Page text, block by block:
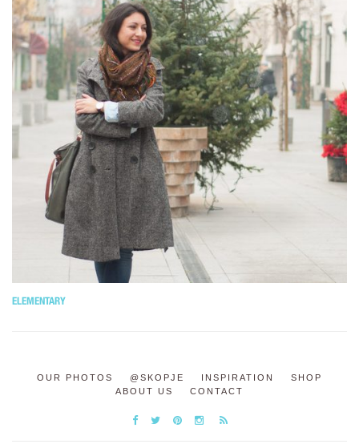
ELEMENTARY
OUR PHOTOS @SKOPJE INSPIRATION
SHOP
ABOUT US
CONTACT